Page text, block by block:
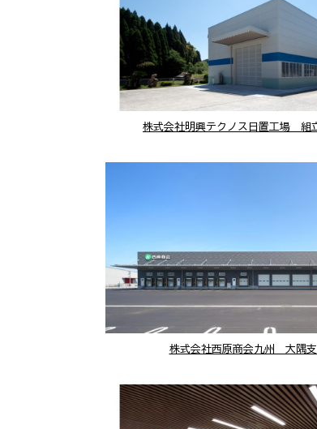
株式会社明興テクノス日置工場 組
株式会社西原商会九州 大隅